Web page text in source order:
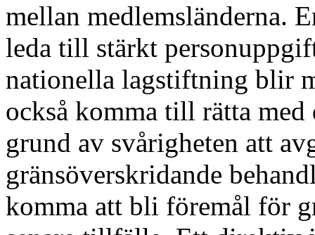
mellan medlemsländerna.
leda till stärkt
nationella lagstiftning blir
också komma till rätta med
grund av svårigheten att
gränsöverskridande
komma att bli föremål för